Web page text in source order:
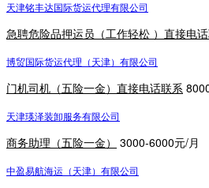
天津铭丰达国际货运代理有限公司
急聘危险品押运员（工作轻松 ）直接电
博贸国际货运代理（天津）有限公司
门机司机（五险一金）直接电话联系
天津瑛泽装卸服务有限公司
商务助理（五险一金） 3000-6000元/月
中盈易航海运（天津）有限公司